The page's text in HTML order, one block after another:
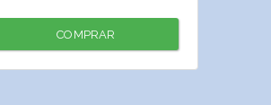
COMPRAR